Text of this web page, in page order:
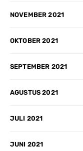
NOVEMBER 2021
OKTOBER 2021
SEPTEMBER 2021
AGUSTUS 2021
JULI 2021
JUNI 2021